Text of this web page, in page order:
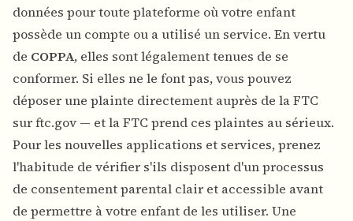
données pour toute plateforme où votre enfant
possède un compte ou a utilisé un service. En vertu
de COPPA, elles sont légalement tenues de se
conformer. Si elles ne le font pas, vous pouvez
déposer une plainte directement auprès de la FTC
sur ftc.gov — et la FTC prend ces plaintes au sérieux.
Pour les nouvelles applications et services, prenez
l'habitude de vérifier s'ils disposent d'un processus
de consentement parental clair et accessible avant
de permettre à votre enfant de les utiliser. Une